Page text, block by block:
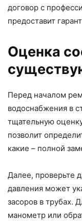
договор с
предоставит
Оценка
Перед началом
водоснабжения в
тщательную
позволит
какие – полной
Далее, проверьте
давления может
засоров в трубах.
манометр или